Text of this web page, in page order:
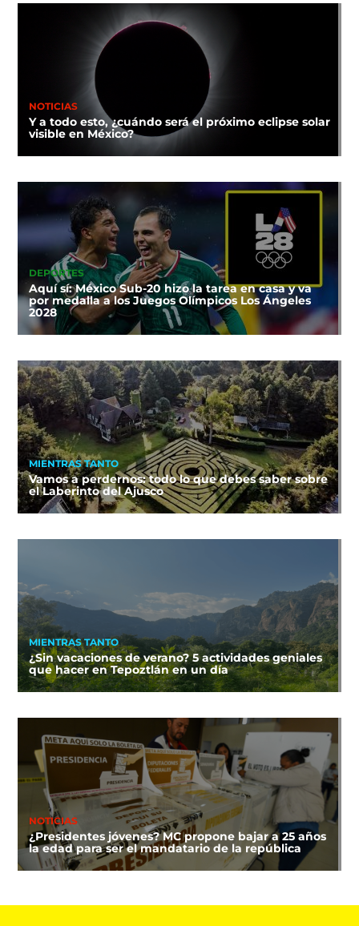
NOTICIAS
Y a todo esto, ¿cuándo será el próximo eclipse solar
visible en México?
DEPORTES
Aquí sí: México Sub-20 hizo la tarea en casa y va
por medalla a los Juegos Olímpicos Los Ángeles
2028
MIENTRAS TANTO
Vamos a perdernos: todo lo que debes saber sobre
el Laberinto del Ajusco
MIENTRAS TANTO
¿Sin vacaciones de verano? 5 actividades geniales
que hacer en Tepoztlán en un día
NOTICIAS
¿Presidentes jóvenes? MC propone bajar a 25 años
la edad para ser el mandatario de la república